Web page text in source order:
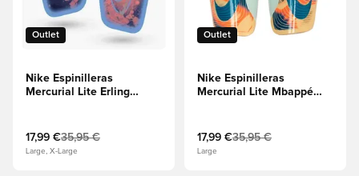
Outlet
Nike Espinilleras
Mercurial Lite Erling
universitario
17,99 €35,95 €
Large, X-Large
Outlet
Nike Espinilleras
Mercurial Lite Mbappé
melón/Abismo verde
17,99 €35,95 €
Large